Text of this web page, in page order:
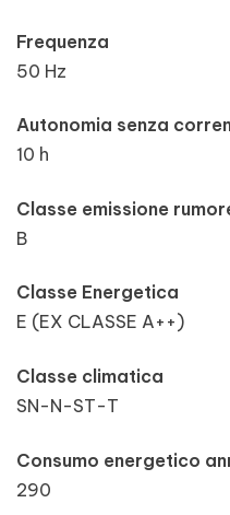
Frequenza
50 Hz
Autonomia senza
10 h
Classe emissione
B
Classe Energetica
E (EX CLASSE A++)
Classe climatica
SN-N-ST-T
Consumo energetico
290